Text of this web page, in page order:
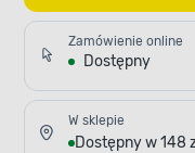
Zamówienie online
Dostępny
W sklepie
Dostępny w 148